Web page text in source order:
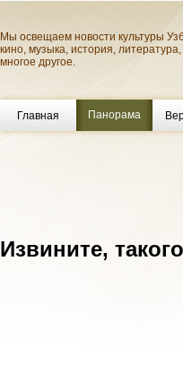
Мы освещаем новости культуры
кино, музыка, история,
многое другое.
Главная Панорама
Извините,